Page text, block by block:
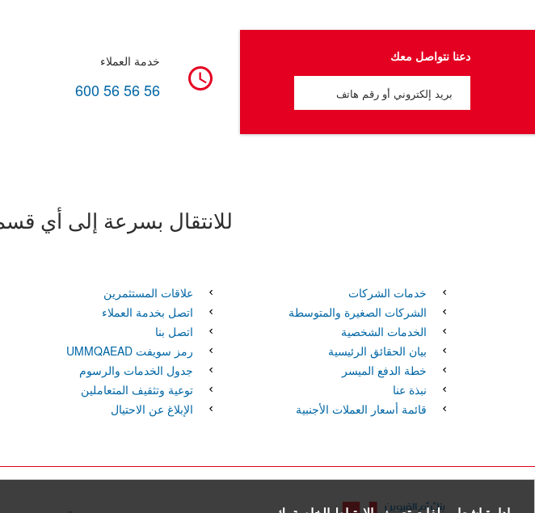
دعنا نتواصل معك خدمة العملاء
600 56 56 56
للانتقال بسرعة إلى أي
خدمات الشركات
الشركات الصغيرة والمتوسطة
الخدمات الشخصية
بيان الحقائق الرئيسية
خطة الدفع الميسر
نبذة عنا
قائمة أسعار العملات الأجنبية
علاقات المستثمرين
اتصل بخدمة العملاء
اتصل بنا
رمز سويفت UMMQAEAD
جدول الخدمات والرسوم
توعية وتثقيف المتعاملين
الإبلاغ عن الاحتيال